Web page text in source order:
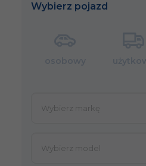
Wybierz pojazd